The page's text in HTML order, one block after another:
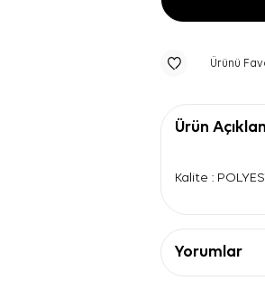
Ürünü
Ürün
Kalite :
Yorumlar